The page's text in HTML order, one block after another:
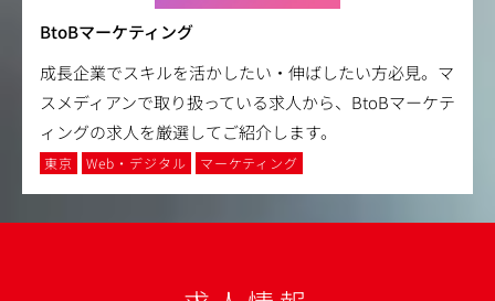
BtoBマーケティング
成長企業でスキルを活かしたい・伸ばしたい方必見。マ
スメディアンで取り扱っている求人から、BtoBマーケテ
ィングの求人を厳選してご紹介します。
東京 Web・デジタル マーケティング